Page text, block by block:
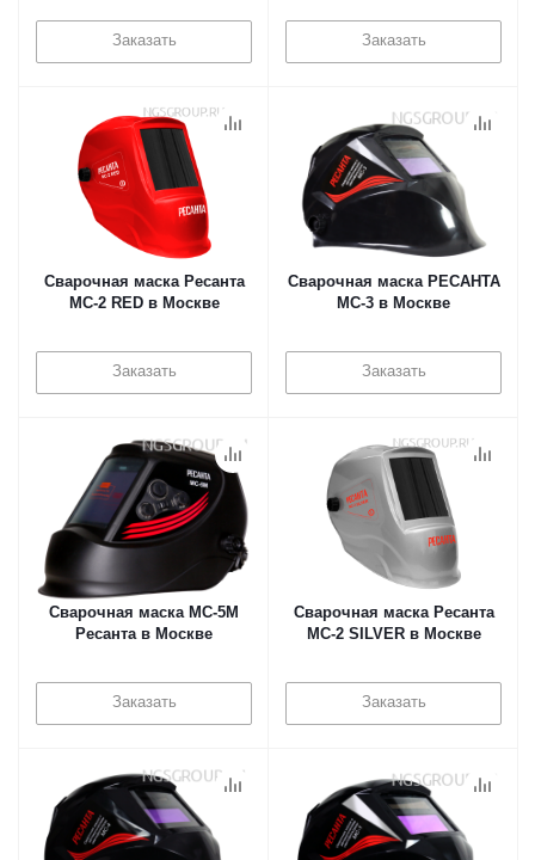
Заказать Заказать
Сварочная маска Ресанта
МС-2 RED в Москве
Заказать
Сварочная маска РЕСАНТА
МС-3 в Москве
Заказать
Сварочная маска МС-5М
Ресанта в Москве
Заказать
Сварочная маска Ресанта
МС-2 SILVER в Москве
Заказать